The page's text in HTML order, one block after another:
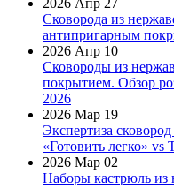
Сковорода из
антипригарным
2026 Апр 10
Сковороды из
покрытием. Обзор
2026
2026 Мар 19
Экспертиза
«Готовить легко»
2026 Мар 02
Наборы кастрюль из